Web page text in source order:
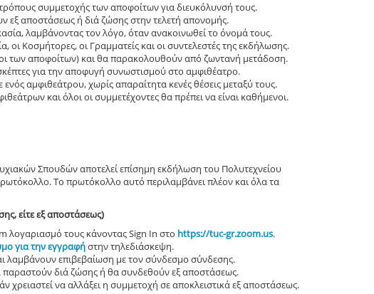
συμμετοχής των αποφοίτων για διευκόλυνσή τους.
αποστάσεως ή διά ζώσης στην τελετή απονομής.
λαμβάνοντας τον λόγο, όταν ανακοινωθεί το όνομά τους.
Κοσμήτορες, οι Γραμματείς και οι συντελεστές της εκδήλωσης.
των αποφοίτων) και θα παρακολουθούν από ζωντανή μετάδοση.
για την αποφυγή συνωστισμού στο αμφιθέατρο.
αμφιθεάτρου, χωρίς απαραίτητα κενές θέσεις μεταξύ τους.
και όλοι οι συμμετέχοντες θα πρέπει να είναι καθήμενοι.
Σπουδών αποτελεί επίσημη εκδήλωση του Πολυτεχνείου
Το πρωτόκολλο αυτό περιλαμβάνει πλέον και όλα τα
είτε εξ αποστάσεως)
λογαριασμό τους κάνοντας Sign In στο https://tuc-gr.zoom.us.
για την εγγραφήστην τηλεδιάσκεψη.
λαμβάνουν επιβεβαίωση με τον σύνδεσμο σύνδεσης.
διά ζώσης ή θα συνδεθούν εξ αποστάσεως.
χρειαστεί να αλλάξει η συμμετοχή σε αποκλειστικά εξ αποστάσεως.